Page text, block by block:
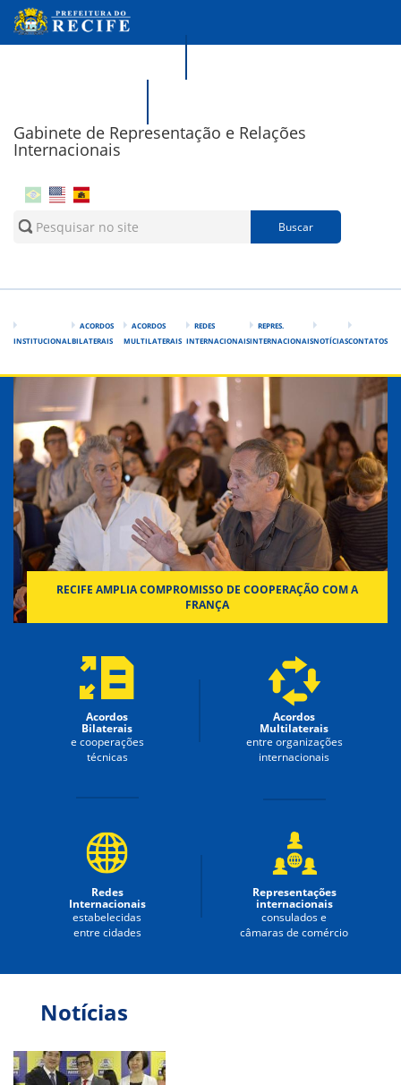
Pular para o conteúdo principal
Gabinete de Representação e Relações
Internacionais
Formulário de busca
Buscar
INSTITUCIONAL
ACORDOS
BILATERAIS
ACORDOS
MULTILATERAIS
REDES
INTERNACIONAIS
REPRES.
INTERNACIONAISNOTÍCIASCONTATOS
RECIFE AMPLIA COMPROMISSO DE COOPERAÇÃO COM A
FRANÇA
Acordos
Bilaterais
e cooperações
técnicas
Acordos
Multilaterais
entre organizações
internacionais
Redes
Internacionais
estabelecidas
entre cidades
Representações
internacionais
consulados e
câmaras de comércio
Notícias